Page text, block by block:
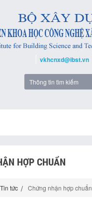
vkhcnxd@ibst.vn
HỢP CHUẨN
Tin tức Chứng nhận hợp chuẩn